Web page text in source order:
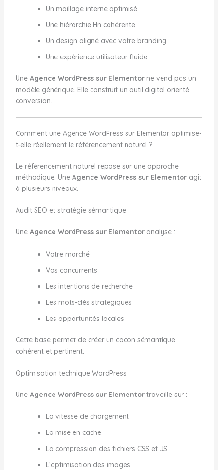
Un maillage interne optimisé
Une hiérarchie Hn cohérente
Un design aligné avec votre branding
Une expérience utilisateur fluide
Une Agence WordPress sur Elementorne vend pas un
modèle générique. Elle construit un outil digital orienté
conversion.
Comment une Agence WordPress sur Elementor optimise-
t-elle réellement le référencement naturel ?
Le référencement naturel repose sur une approche
méthodique. Une Agence WordPress sur Elementoragit
à plusieurs niveaux.
Audit SEO et stratégie sémantique
Une Agence WordPress sur Elementoranalyse :
Votre marché
Vos concurrents
Les intentions de recherche
Les mots-clés stratégiques
Les opportunités locales
Cette base permet de créer un cocon sémantique
cohérent et pertinent.
Optimisation technique WordPress
Une Agence WordPress sur Elementortravaille sur :
La vitesse de chargement
La mise en cache
La compression des fichiers CSS et JS
L’optimisation des images